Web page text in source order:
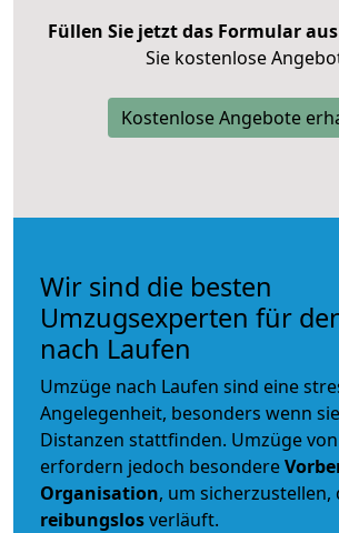
Füllen Sie jetzt das Formular aus
Sie kostenlose
Kostenlose Angebote
Wir sind die besten
Umzugsexperten für
nach Laufen
Umzüge nach Laufen sind eine
Angelegenheit, besonders wenn
Distanzen stattfinden. Umzüge
erfordern jedoch besondere
Organisation, um sicherzustellen,
reibungslosverläuft.